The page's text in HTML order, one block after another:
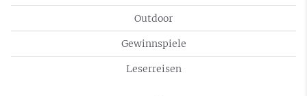
Outdoor
Gewinnspiele
Leserreisen